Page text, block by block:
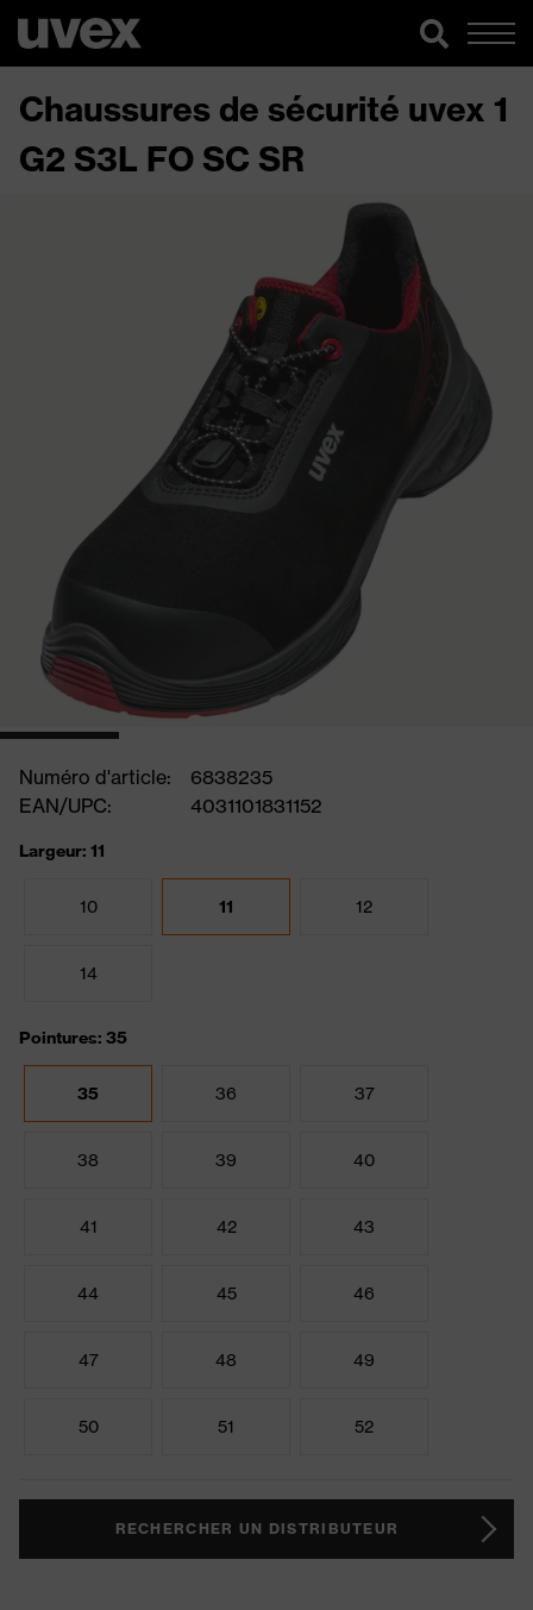
Chaussures de sécurité uvex 1
G2 S3L FO SC SR
Numéro d'article:
6838235
EAN/UPC:
4031101831152
Largeur: 11
10 11 12
14
Pointures: 35
35 36 37
38 39 40
41 42 43
44 45 46
47 48 49
50 51 52
RECHERCHER UN DISTRIBUTEUR